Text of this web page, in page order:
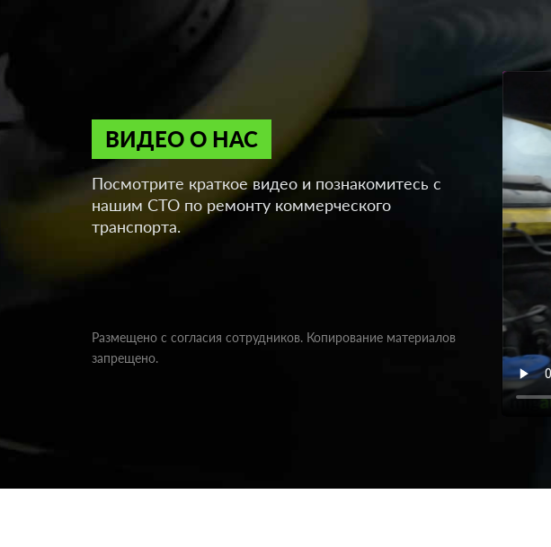
ВИДЕО О НАС
Посмотрите краткое видео и познакомитесь с
нашим СТО по ремонту коммерческого
транспорта.
Размещено с согласия сотрудников. Копирование материалов
запрещено.